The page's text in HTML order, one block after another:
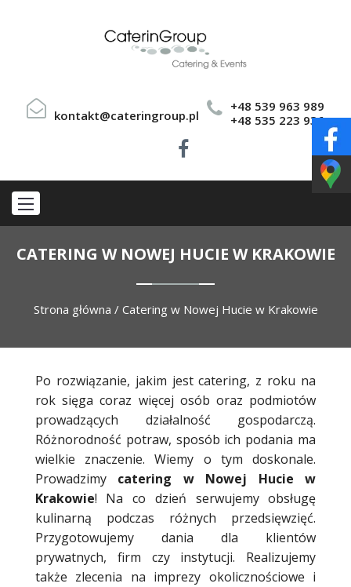
kontakt@cateringroup.pl
+48 539 963 989
+48 535 223 936
CATERING W NOWEJ HUCIE W KRAKOWIE
Strona główna / Catering w Nowej Hucie w Krakowie
Po rozwiązanie, jakim jest catering, z roku na
rok sięga coraz więcej osób oraz podmiotów
prowadzących działalność gospodarczą.
Różnorodność potraw, sposób ich podania ma
wielkie znaczenie. Wiemy o tym doskonale.
Prowadzimy catering w Nowej Hucie w
Krakowie! Na co dzień serwujemy obsługę
kulinarną podczas różnych przedsięwzięć.
Przygotowujemy dania dla klientów
prywatnych, firm czy instytucji. Realizujemy
także zlecenia na imprezy okolicznościowe i